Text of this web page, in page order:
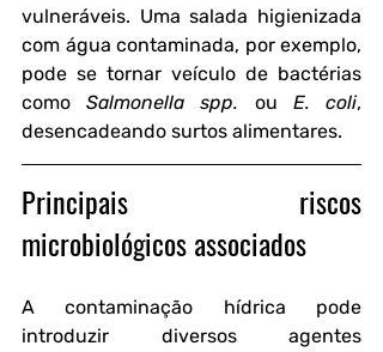
vulneráveis. Uma salada higienizada
com água contaminada, por exemplo,
pode se tornar veículo de bactérias
como Salmonella spp. ou E. coli,
desencadeando surtos alimentares.
Principais riscos
microbiológicos associados
A contaminação hídrica pode
introduzir diversos agentes